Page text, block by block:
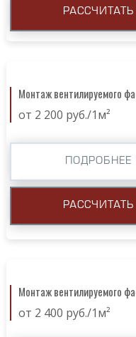
РАССЧИТАТЬ
Монтаж вентилируемого
от 2 200 руб./1м²
ПОДРОБНЕЕ
РАССЧИТАТЬ
Монтаж вентилируемого
от 2 400 руб./1м²